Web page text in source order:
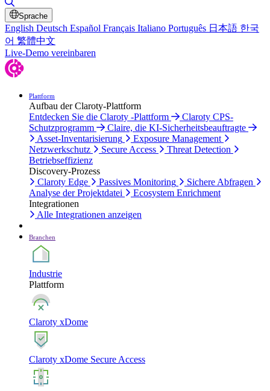
Sprache
English Deutsch Español Français Italiano Português 日本語 한국
어 繁體中文
Live-Demo vereinbaren
Plattform
Aufbau der Claroty-Plattform
Entdecken Sie die Claroty -Plattform
Claroty CPS-
Schutzprogramm
Claire, die KI-Sicherheitsbeauftragte
Asset-Inventarisierung
Exposure Management
Netzwerkschutz
Secure Access
Threat Detection
Betriebseffizienz
Discovery-Prozess
Claroty Edge
Passives Monitoring
Sichere Abfragen
Analyse der Projektdatei
Ecosystem Enrichment
Integrationen
Alle Integrationen anzeigen
Branchen
Industrie
Plattform
Claroty xDome
Claroty xDome Secure Access